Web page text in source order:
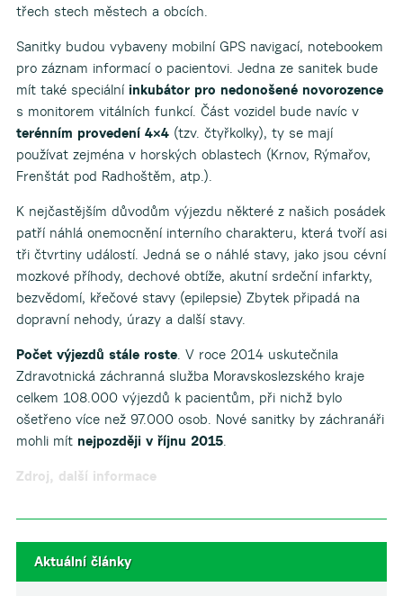
třech stech městech a obcích.
Sanitky budou vybaveny mobilní GPS navigací, notebookem
pro záznam informací o pacientovi. Jedna ze sanitek bude
mít také speciální inkubátor pro nedonošené novorozence
s monitorem vitálních funkcí. Část vozidel bude navíc v
terénním provedení 4×4(tzv. čtyřkolky), ty se mají
používat zejména v horských oblastech (Krnov, Rýmařov,
Frenštát pod Radhoštěm, atp.).
K nejčastějším důvodům výjezdu některé z našich posádek
patří náhlá onemocnění interního charakteru, která tvoří asi
tři čtvrtiny událostí. Jedná se o náhlé stavy, jako jsou cévní
mozkové příhody, dechové obtíže, akutní srdeční infarkty,
bezvědomí, křečové stavy (epilepsie) Zbytek připadá na
dopravní nehody, úrazy a další stavy.
Počet výjezdů stále roste. V roce 2014 uskutečnila
Zdravotnická záchranná služba Moravskoslezského kraje
celkem 108.000 výjezdů k pacientům, při nichž bylo
ošetřeno více než 97.000 osob. Nové sanitky by záchranáři
mohli mít nejpozději v říjnu 2015.
Zdroj, další informace
Aktuální články